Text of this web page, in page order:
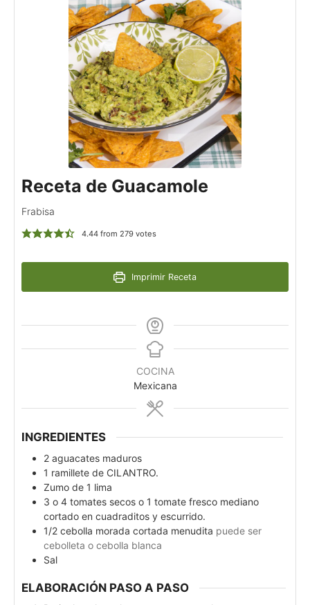
Receta de Guacamole
Frabisa
4.44from 279votes
Imprimir Receta
COCINA
Mexicana
INGREDIENTES
2 aguacates maduros
1 ramillete de CILANTRO.
Zumo de 1 lima
3 o 4 tomates secos o 1 tomate fresco mediano
cortado en cuadraditos y escurrido.
1/2 cebolla morada cortada menudita puede ser
cebolleta o cebolla blanca
Sal
ELABORACIÓN PASO A PASO